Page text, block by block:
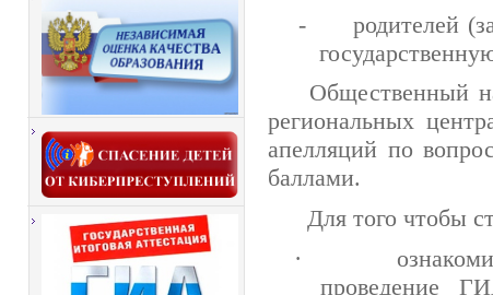
-
родителей
Общественный
региональных
апелляций по
баллами.
Для того чтобы
·
проведение